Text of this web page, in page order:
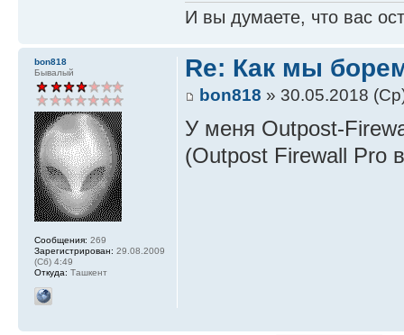
И вы думаете, что вас
bon818
Бывалый
Сообщения: 269
Зарегистрирован: 29.08.2009
(Сб) 4:49
Откуда: Ташкент
Re: Как мы
bon818 » 30.05.2018
У меня Outpost-
(Outpost Firewall Pro